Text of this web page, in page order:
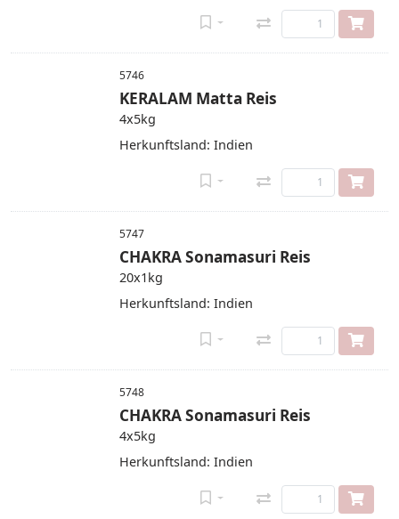
5746
KERALAM Matta Reis
4x5kg
Herkunftsland: Indien
5747
CHAKRA Sonamasuri Reis
20x1kg
Herkunftsland: Indien
5748
CHAKRA Sonamasuri Reis
4x5kg
Herkunftsland: Indien